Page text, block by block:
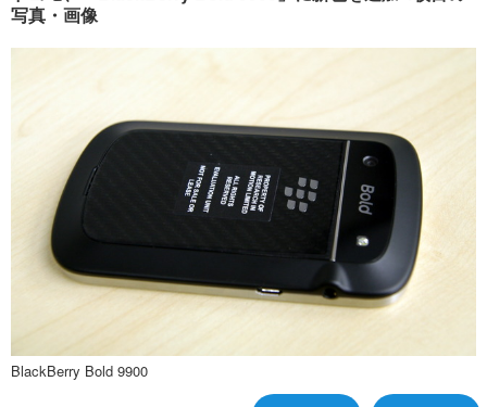
その他
プッシュ通知の停止方法
写真・画像
BlackBerry Bold 9900